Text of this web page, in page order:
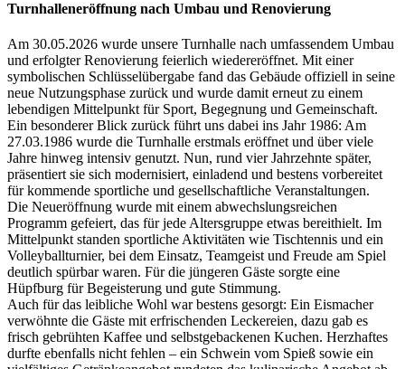
Turnhalleneröffnung nach Umbau und Renovierung
Am 30.05.2026 wurde unsere Turnhalle nach umfassendem Umbau
und erfolgter Renovierung feierlich wiedereröffnet. Mit einer
symbolischen Schlüsselübergabe fand das Gebäude offiziell in seine
neue Nutzungsphase zurück und wurde damit erneut zu einem
lebendigen Mittelpunkt für Sport, Begegnung und Gemeinschaft.
Ein besonderer Blick zurück führt uns dabei ins Jahr 1986: Am
27.03.1986 wurde die Turnhalle erstmals eröffnet und über viele
Jahre hinweg intensiv genutzt. Nun, rund vier Jahrzehnte später,
präsentiert sie sich modernisiert, einladend und bestens vorbereitet
für kommende sportliche und gesellschaftliche Veranstaltungen.
Die Neueröffnung wurde mit einem abwechslungsreichen
Programm gefeiert, das für jede Altersgruppe etwas bereithielt. Im
Mittelpunkt standen sportliche Aktivitäten wie Tischtennis und ein
Volleyballturnier, bei dem Einsatz, Teamgeist und Freude am Spiel
deutlich spürbar waren. Für die jüngeren Gäste sorgte eine
Hüpfburg für Begeisterung und gute Stimmung.
Auch für das leibliche Wohl war bestens gesorgt: Ein Eismacher
verwöhnte die Gäste mit erfrischenden Leckereien, dazu gab es
frisch gebrühten Kaffee und selbstgebackenen Kuchen. Herzhaftes
durfte ebenfalls nicht fehlen – ein Schwein vom Spieß sowie ein